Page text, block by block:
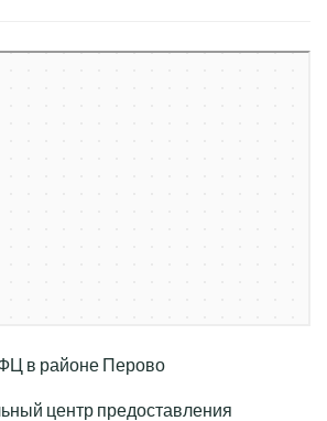
в районе Перово
центр предоставления